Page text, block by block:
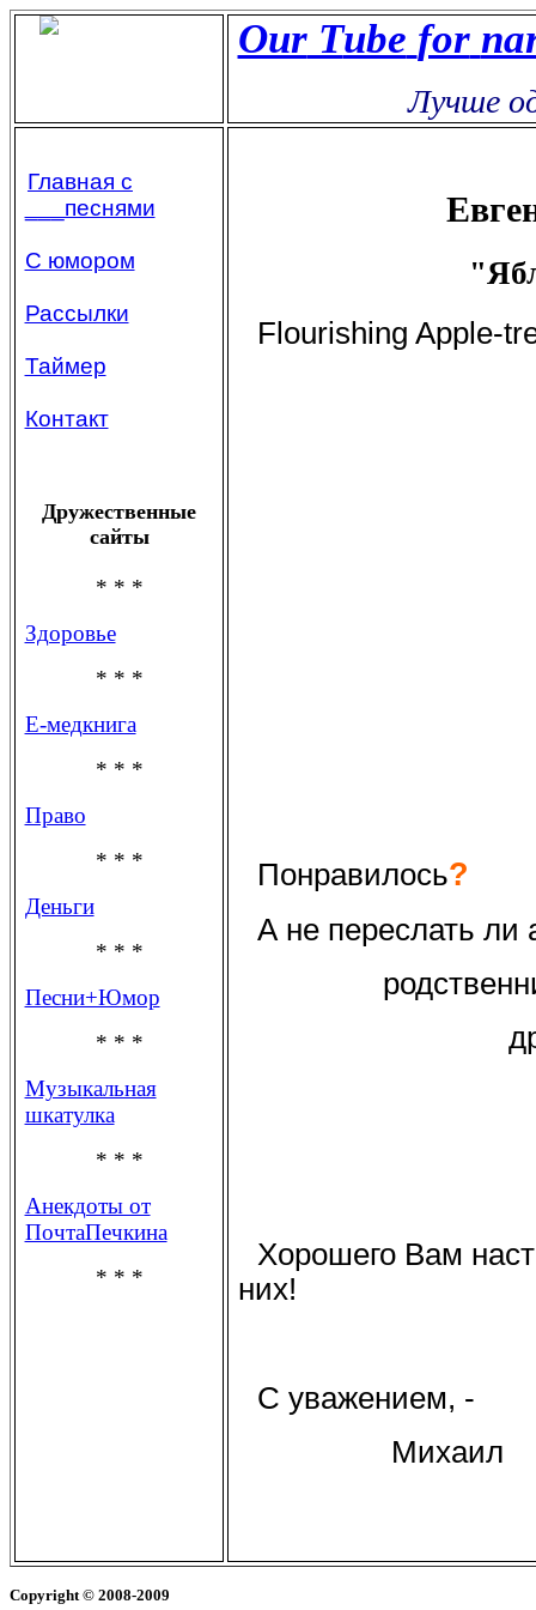
OurТube for
Лучше
Главная с
___песнями
С юмором
Рассылки
Таймер
Контакт
Дружественные
сайты
* * *
Здоровье
* * *
Е-медкнига
* * *
Право
* * *
Деньги
* * *
Песни+Юмор
* * *
Музыкальная
шкатулка
* * *
Анекдоты от
ПочтаПечкина
* * *
Flourishing Apple-
Понравилось?
А не переслать
Хорошего Вам
них!
С уважением, -
Михаил
Copyright© 2008-2009